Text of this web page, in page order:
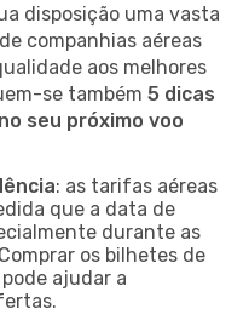
disposição uma vasta
companhias aéreas
aos melhores
se também 5 dicas
seu próximo voo
: as tarifas aéreas
que a data de
durante as
os bilhetes de
ajudar a